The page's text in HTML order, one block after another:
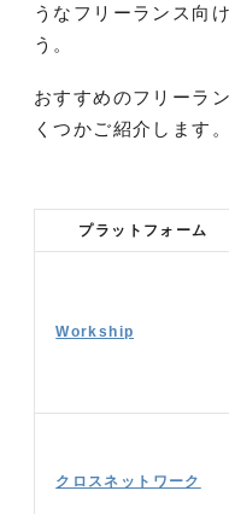
うなフリーランス向
う。
おすすめのフリーラ
くつかご紹介します。
プラットフォーム
Workship
クロスネットワーク